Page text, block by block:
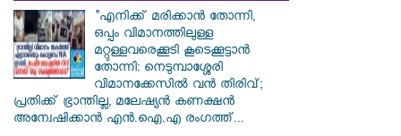
"എനിക്ക് മരിക്കാൻ തോന്നി,
ഒപ്പം വിമാനത്തിലുള്ള
മറ്റുള്ളവരെക്കൂടി കൂടെക്കൂട്ടാൻ
തോന്നി: നെടുമ്പാശ്ശേരി
വിമാനക്കേസിൽ വൻ തിരിവ്;
പ്രതിക്ക് ഭ്രാന്തില്ല, മലേഷ്യൻ കണക്ഷൻ
അന്വേഷിക്കാൻ എൻ.ഐ.എ രംഗത്ത്...